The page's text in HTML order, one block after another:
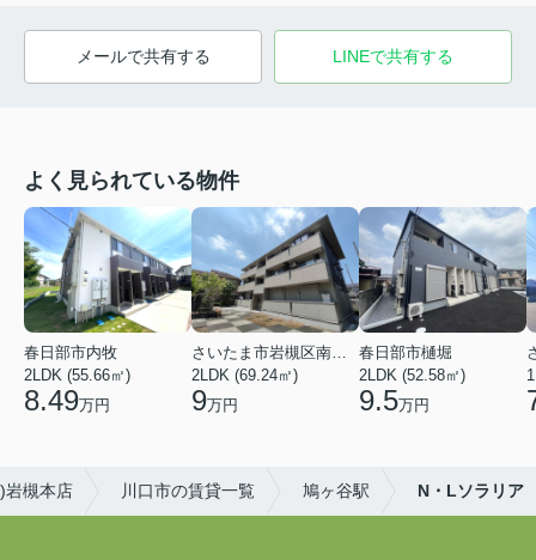
メールで共有する LINEで共有する
よく見られている物件
春日部市内牧
2LDK (55.66㎡)
8.49万円
さいたま市岩槻区南平野４丁目
2LDK (69.24㎡)
9万円
春日部市樋堀
2LDK (52.58㎡)
9.5万円
岩槻本店 川口市の賃貸一覧 鳩ヶ谷駅 N・Lソラリア